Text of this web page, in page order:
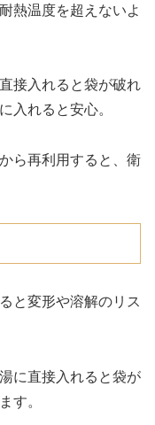
熱温度を超えないよ
接入れると袋が破れ
入れると安心。
ら再利用すると、衛
と変形や溶解のリス
に直接入れると袋が
す。